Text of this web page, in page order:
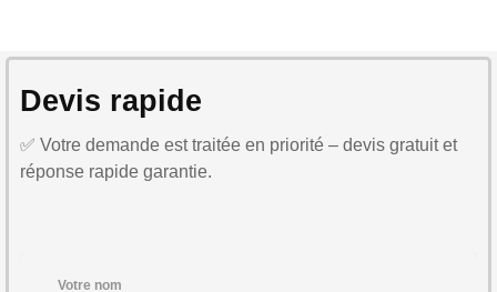
Devis rapide
✅ Votre demande est traitée en priorité – devis gratuit et
réponse rapide garantie.
Votre nom